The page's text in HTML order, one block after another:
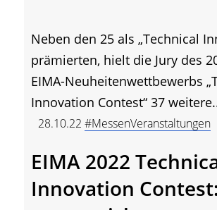
Neben den 25 als „Technical
prämierten, hielt die Jury des
EIMA-Neuheitenwettbewerbs
Innovation Contest“ 37
28.10.22 #MessenVeranstaltungen
EIMA 2022
Innovation